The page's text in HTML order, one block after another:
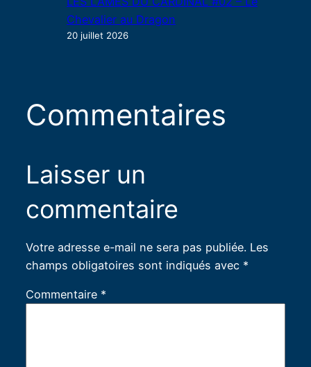
Chevalier au Dragon
20 juillet 2026
Commentaires
Laisser un
commentaire
Votre adresse e-mail ne sera pas publiée. Les
champs obligatoires sont indiqués avec *
Commentaire *